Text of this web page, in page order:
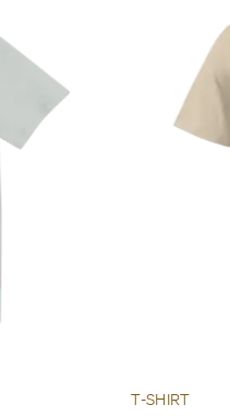
T-SHIRT